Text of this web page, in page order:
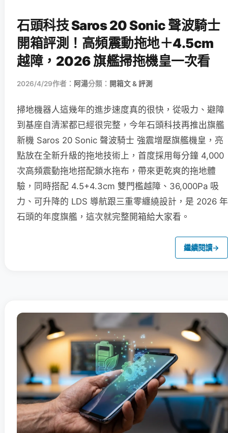
石頭科技 Saros 20 Sonic 聲波騎士
開箱評測！高頻震動拖地＋4.5cm
越障，2026 旗艦掃拖機皇一次看
2026/4/29作者： 阿湯分類： 開箱文 & 評測
掃地機器人這幾年的進步速度真的很快，從吸力、避障
到基座自清潔都已經很完整，今年石頭科技再推出旗艦
新機 Saros 20 Sonic 聲波騎士 強震增壓旗艦機皇，亮
點放在全新升級的拖地技術上，首度採用每分鐘 4,000
次高頻震動拖地搭配鎖水拖布，帶來更乾爽的拖地體
驗，同時搭配 4.5+4.3cm 雙門檻越障、36,000Pa 吸
力、可升降的 LDS 導航跟三重零纏繞設計，是 2026 年
石頭的年度旗艦，這次就完整開箱給大家看。
繼續閱讀→